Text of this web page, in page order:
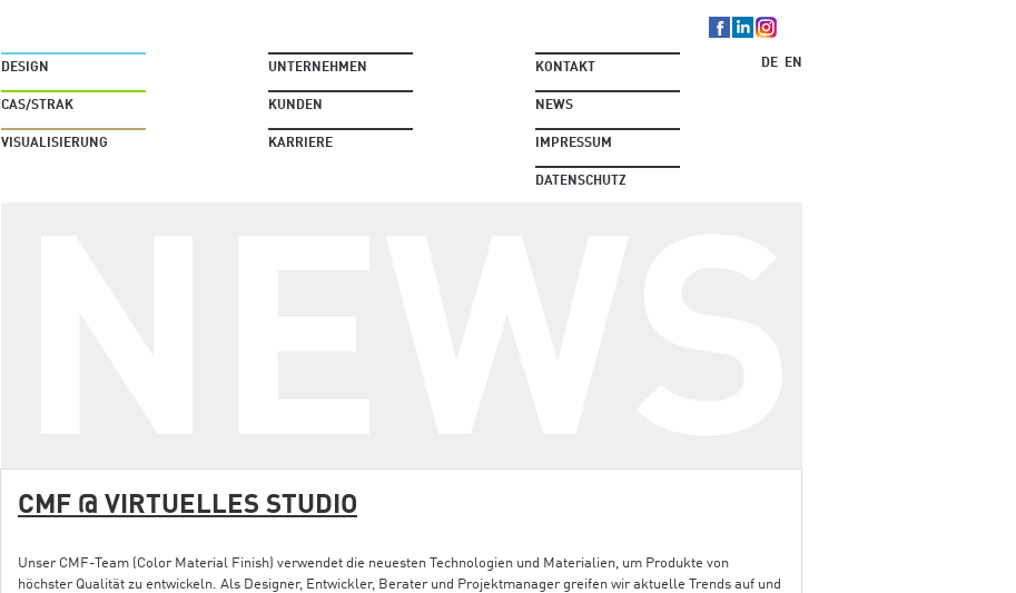
DESIGN
CAS/STRAK
VISUALISIERUNG
UNTERNEHMEN
KUNDEN
KARRIERE
KONTAKT
NEWS
IMPRESSUM
DATENSCHUTZ
DE EN
CMF @ VIRTUELLES STUDIO
Unser CMF-Team (Color Material Finish) verwendet die neuesten Technologien und Materialien, um Produkte von
höchster Qualität zu entwickeln. Als Designer, Entwickler, Berater und Projektmanager greifen wir aktuelle Trends auf und